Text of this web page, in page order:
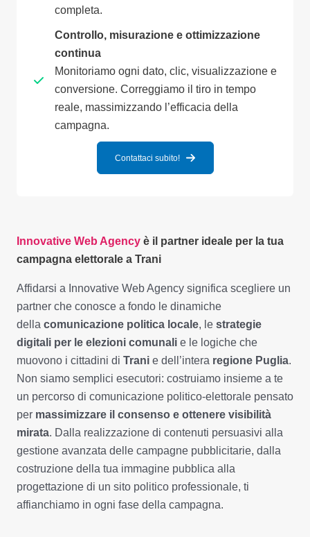
completa.
Controllo, misurazione e ottimizzazione
continua
Monitoriamo ogni dato, clic, visualizzazione e
conversione. Correggiamo il tiro in tempo
reale, massimizzando l’efficacia della
campagna.
Contattaci subito!
Innovative Web Agency è il partner ideale per la tua
campagna elettorale a Trani
Affidarsi a Innovative Web Agency significa scegliere un
partner che conosce a fondo le dinamiche
della comunicazione politica locale, le strategie
digitali per le elezioni comunali e le logiche che
muovono i cittadini di Trani e dell’intera regione Puglia.
Non siamo semplici esecutori: costruiamo insieme a te
un percorso di comunicazione politico-elettorale pensato
per massimizzare il consenso e ottenere visibilità
mirata. Dalla realizzazione di contenuti persuasivi alla
gestione avanzata delle campagne pubblicitarie, dalla
costruzione della tua immagine pubblica alla
progettazione di un sito politico professionale, ti
affianchiamo in ogni fase della campagna.